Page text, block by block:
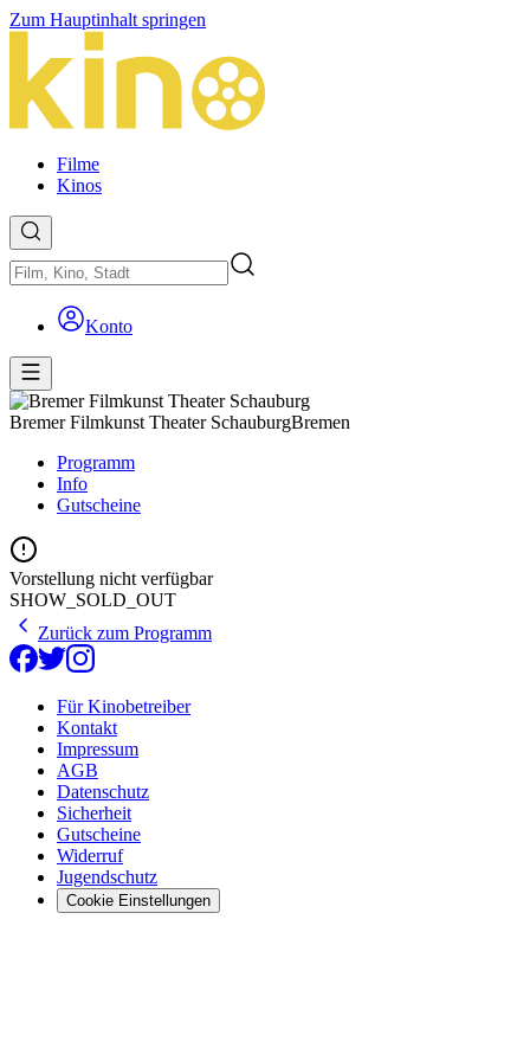
Zum Hauptinhalt springen
Filme
Kinos
Konto
Bremer Filmkunst Theater SchauburgBremen
Programm
Info
Gutscheine
Vorstellung nicht verfügbar
SHOW_SOLD_OUT
Zurück zum Programm
Für Kinobetreiber
Kontakt
Impressum
AGB
Datenschutz
Sicherheit
Gutscheine
Widerruf
Jugendschutz
Cookie Einstellungen